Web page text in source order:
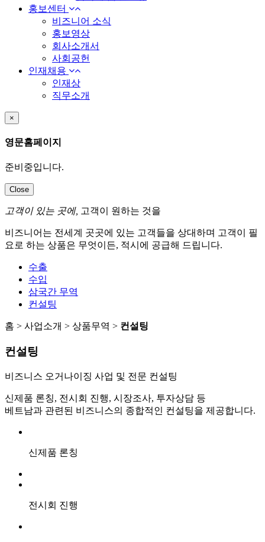
홍보센터
비즈니어 소식
홍보영상
회사소개서
사회공헌
인재채용
인재상
직무소개
×
영문홈페이지
준비중입니다.
Close
고객이 있는 곳에, 고객이 원하는 것을
비즈니어는 전세계 곳곳에 있는 고객들을 상대하며 고객이 필
요로 하는 상품은 무엇이든, 적시에 공급해 드립니다.
수출
수입
삼국간 무역
컨설팅
홈 > 사업소개 > 상품무역 > 컨설팅
컨설팅
비즈니스 오거나이징 사업 및 전문 컨설팅
신제품 론칭, 전시회 진행, 시장조사, 투자상담 등
베트남과 관련된 비즈니스의 종합적인 컨설팅을 제공합니다.
신제품 론칭
전시회 진행